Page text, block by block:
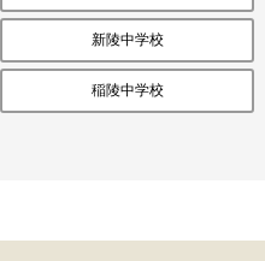
新陵中学校
稲陵中学校